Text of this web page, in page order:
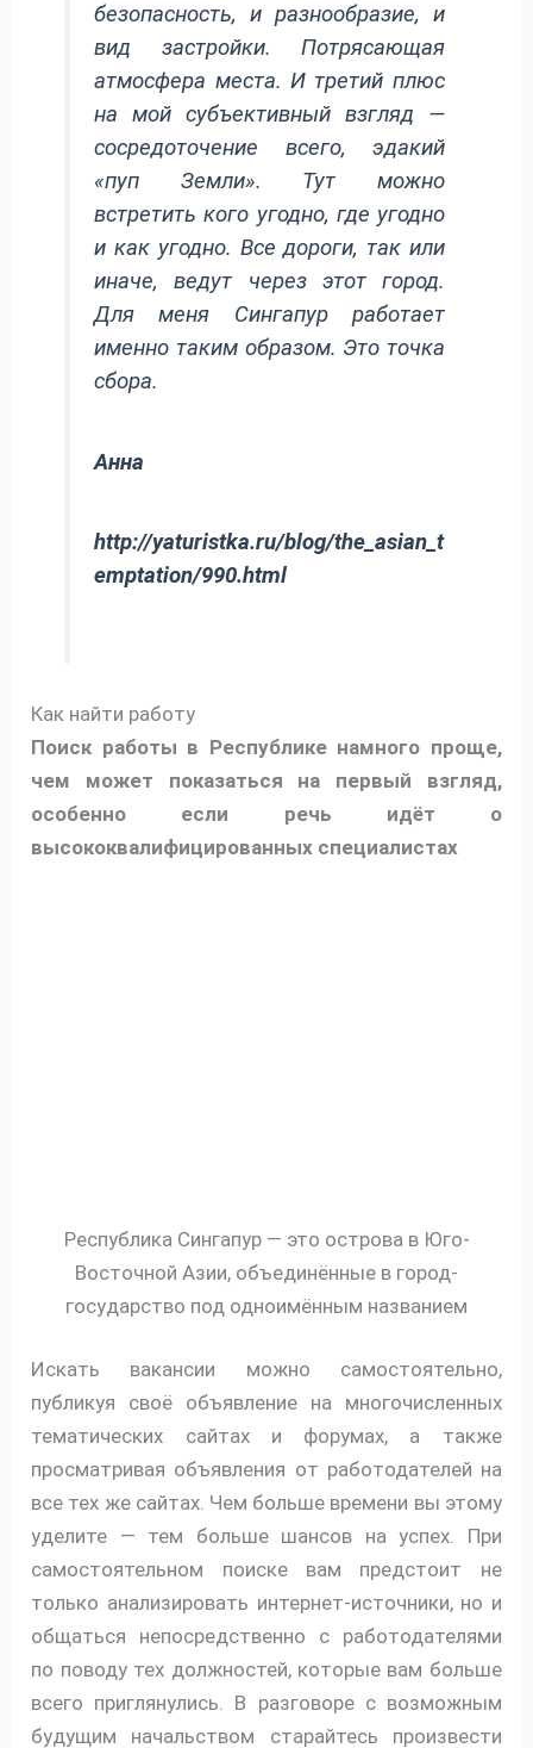
безопасность, и разнообразие, и
вид застройки. Потрясающая
атмосфера места. И третий плюс
на мой субъективный взгляд —
сосредоточение всего, эдакий
«пуп Земли». Тут можно
встретить кого угодно, где угодно
и как угодно. Все дороги, так или
иначе, ведут через этот город.
Для меня Сингапур работает
именно таким образом. Это точка
сбора.
Анна
http://yaturistka.ru/blog/the_asian_t
emptation/990.html
Как найти работу
Поиск работы в Республике намного проще,
чем может показаться на первый взгляд,
особенно если речь идёт о
высококвалифицированных специалистах
Республика Сингапур — это острова в Юго-
Восточной Азии, объединённые в город-
государство под одноимённым названием
Искать вакансии можно самостоятельно,
публикуя своё объявление на многочисленных
тематических сайтах и форумах, а также
просматривая объявления от работодателей на
все тех же сайтах. Чем больше времени вы этому
уделите — тем больше шансов на успех. При
самостоятельном поиске вам предстоит не
только анализировать интернет-источники, но и
общаться непосредственно с работодателями
по поводу тех должностей, которые вам больше
всего приглянулись. В разговоре с возможным
будущим начальством старайтесь произвести